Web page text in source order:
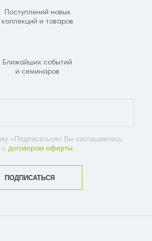
Поступлений новых
коллекций и товаров
Ближайших событий
и семинаров
«Подписаться» Вы соглашаетесь
с договором оферты
ПОДПИСАТЬСЯ